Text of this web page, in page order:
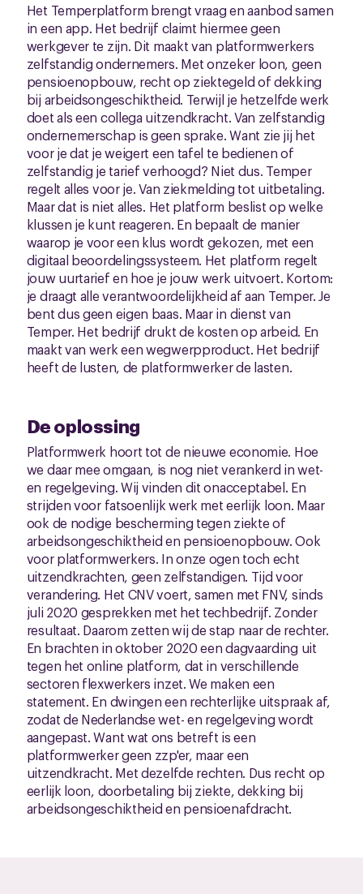
Het Temperplatform brengt vraag en aanbod samen
in een app. Het bedrijf claimt hiermee geen
werkgever te zijn. Dit maakt van platformwerkers
zelfstandig ondernemers. Met onzeker loon, geen
pensioenopbouw, recht op ziektegeld of dekking
bij arbeidsongeschiktheid. Terwijl je hetzelfde werk
doet als een collega uitzendkracht. Van zelfstandig
ondernemerschap is geen sprake. Want zie jij het
voor je dat je weigert een tafel te bedienen of
zelfstandig je tarief verhoogd? Niet dus. Temper
regelt alles voor je. Van ziekmelding tot uitbetaling.
Maar dat is niet alles. Het platform beslist op welke
klussen je kunt reageren. En bepaalt de manier
waarop je voor een klus wordt gekozen, met een
digitaal beoordelingssysteem. Het platform regelt
jouw uurtarief en hoe je jouw werk uitvoert. Kortom:
je draagt alle verantwoordelijkheid af aan Temper. Je
bent dus geen eigen baas. Maar in dienst van
Temper. Het bedrijf drukt de kosten op arbeid. En
maakt van werk een wegwerpproduct. Het bedrijf
heeft de lusten, de platformwerker de lasten.
De oplossing
Platformwerk hoort tot de nieuwe economie. Hoe
we daar mee omgaan, is nog niet verankerd in wet-
en regelgeving. Wij vinden dit onacceptabel. En
strijden voor fatsoenlijk werk met eerlijk loon. Maar
ook de nodige bescherming tegen ziekte of
arbeidsongeschiktheid en pensioenopbouw. Ook
voor platformwerkers. In onze ogen toch echt
uitzendkrachten, geen zelfstandigen. Tijd voor
verandering. Het CNV voert, samen met FNV, sinds
juli 2020 gesprekken met het techbedrijf. Zonder
resultaat. Daarom zetten wij de stap naar de rechter.
En brachten in oktober 2020 een dagvaarding uit
tegen het online platform, dat in verschillende
sectoren flexwerkers inzet. We maken een
statement. En dwingen een rechterlijke uitspraak af,
zodat de Nederlandse wet- en regelgeving wordt
aangepast. Want wat ons betreft is een
platformwerker geen zzp'er, maar een
uitzendkracht. Met dezelfde rechten. Dus recht op
eerlijk loon, doorbetaling bij ziekte, dekking bij
arbeidsongeschiktheid en pensioenafdracht.